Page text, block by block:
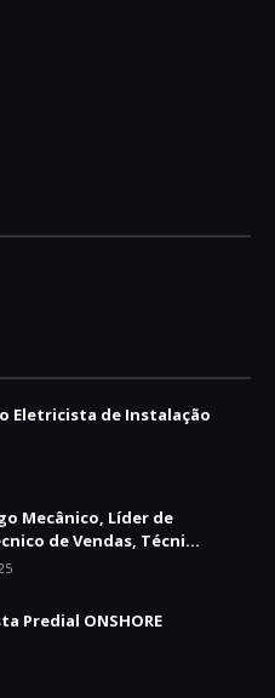
Eletricista de Instalação
Mecânico, Líder de
de Vendas, Técni...
Predial ONSHORE